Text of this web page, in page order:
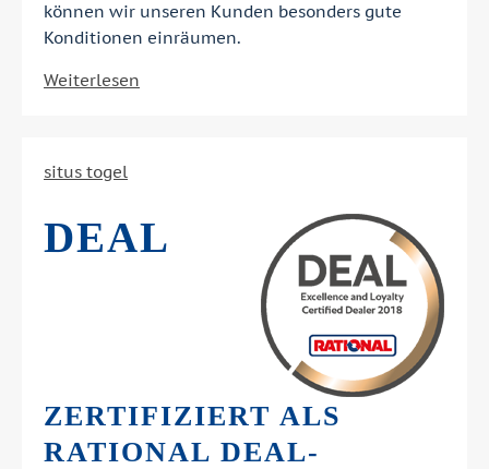
können wir unseren Kunden besonders gute
Konditionen einräumen.
Weiterlesen
situs togel
DEAL
ZERTIFIZIERT ALS
RATIONAL DEAL-